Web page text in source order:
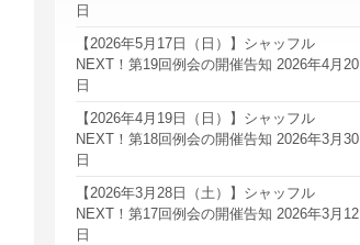
日
【2026年5月17日（日）】シャッフル
NEXT！第19回例会の開催告知 2026年4月20
日
【2026年4月19日（日）】シャッフル
NEXT！第18回例会の開催告知 2026年3月30
日
【2026年3月28日（土）】シャッフル
NEXT！第17回例会の開催告知 2026年3月12
日